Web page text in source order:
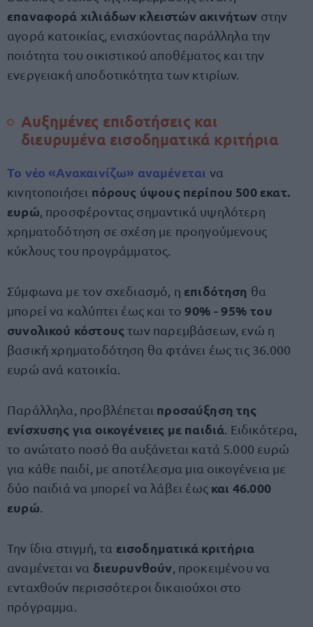
επαναφορά χιλιάδων κλειστών ακινήτων στην
αγορά κατοικίας, ενισχύοντας παράλληλα την
ποιότητα του οικιστικού αποθέματος και την
ενεργειακή αποδοτικότητα των κτιρίων.
Αυξημένες επιδοτήσεις και
διευρυμένα εισοδηματικά κριτήρια
Το νέο «Ανακαινίζω» αναμένεται να
κινητοποιήσει πόρους ύψους περίπου 500 εκατ.
ευρώ , προσφέροντας σημαντικά υψηλότερη
χρηματοδότηση σε σχέση με προηγούμενους
κύκλους του προγράμματος.
Σύμφωνα με τον σχεδιασμό, η επιδότηση θα
μπορεί να καλύπτει έως και το90% - 95% του
συνολικού κόστους των παρεμβάσεων, ενώ η
βασική χρηματοδότηση θα φτάνει έως τις 36.000
ευρώ ανά κατοικία.
Παράλληλα, προβλέπεται προσαύξηση της
ενίσχυσης για οικογένειες με παιδιά . Ειδικότερα,
το ανώτατο ποσό θα αυξάνεται κατά 5.000 ευρώ
για κάθε παιδί, με αποτέλεσμα μια οικογένεια με
δύο παιδιά να μπορεί να λάβει έως και 46.000
ευρώ
Την ίδια στιγμή, τα εισοδηματικά κριτήρια
αναμένεται να διευρυνθούν , προκειμένου να
ενταχθούν περισσότεροι δικαιούχοι στο
πρόγραμμα.